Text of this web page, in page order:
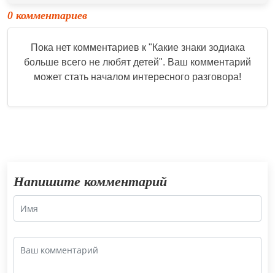
0 комментариев
Пока нет комментариев к "Какие знаки зодиака
больше всего не любят детей". Ваш комментарий
может стать началом интересного разговора!
Напишите комментарий